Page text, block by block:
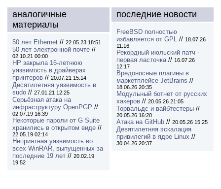
аналогичные
материалы
50 лет Ethernet // 22.05.23 18:51
50 лет электронной почте //
02.10.21 00:00
HP закрыла 16-летнюю
уязвимость в драйверах
принтеров // 20.07.21 15:14
Десятилетняя уязвимость в
sudo // 27.01.21 12:25
Серьёзная атака на
инфраструктуру OpenPGP //
02.07.19 16:39
Некоторые пароли от G Suite
хранились в открытом виде //
22.05.19 02:14
Неприятная уязвимость во
всех WinRAR, выпущенных за
последние 19 лет // 20.02.19
19:52
последние новости
FreeBSD полностью
избавляется от GPL // 18.07.26
11:16
Рекордный июльский патч -
первая ласточка// 16.07.26
12:17
Вредоносные плагины в
маркетплейсе JetBrains //
18.06.26 20:35
Модульный ботнет от русских
хакеров // 20.05.26 21:05
Торвальдс и вайбтестеры //
20.05.26 16:20
Атака на GitHub // 20.05.26 15:25
Девятилетняя эскалация
привилегий в ядре Linux //
30.04.26 20:37